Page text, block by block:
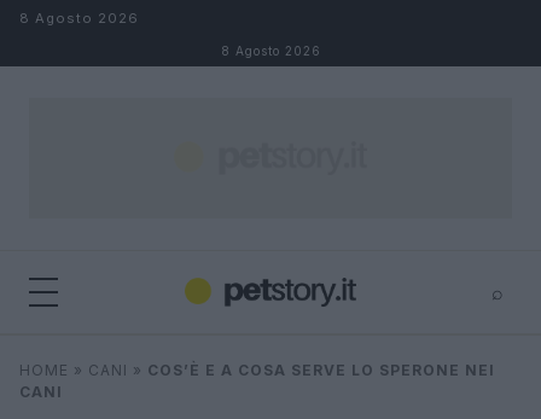
Salta al contenuto
8 Agosto 2026
8 Agosto 2026
⌕
Cerca ⌕ ×
HOME » CANI » COS’È E A COSA SERVE LO SPERONE NEI
CANI